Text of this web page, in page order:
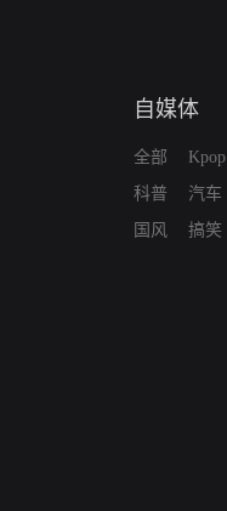
自媒体
全部
科普
国风
Kpop
汽车
搞笑